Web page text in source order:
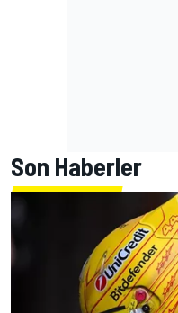
Son Haberler